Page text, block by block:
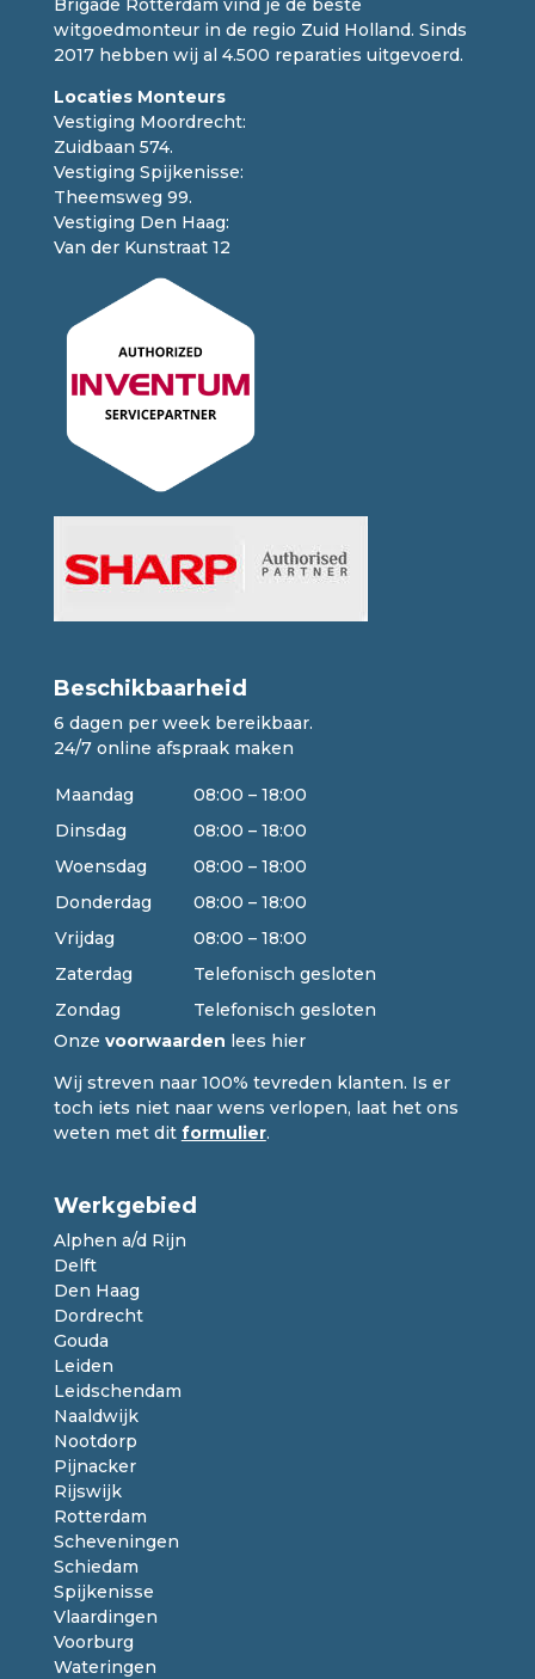
Brigade Rotterdam vind je de beste
witgoedmonteur in de regio Zuid Holland. Sinds
2017 hebben wij al 4.500 reparaties uitgevoerd.
Locaties Monteurs
Vestiging Moordrecht:
Zuidbaan 574.
Vestiging Spijkenisse:
Theemsweg 99.
Vestiging Den Haag:
Van der Kunstraat 12
Beschikbaarheid
6 dagen per week bereikbaar.
24/7 online afspraak maken
Maandag
08:00 – 18:00
Dinsdag
08:00 – 18:00
Woensdag
08:00 – 18:00
Donderdag
08:00 – 18:00
Vrijdag
08:00 – 18:00
Zaterdag
Telefonisch gesloten
Zondag
Telefonisch gesloten
Onze voorwaarden lees hier
Wij streven naar 100% tevreden klanten. Is er
toch iets niet naar wens verlopen, laat het ons
weten met dit formulier.
Werkgebied
Alphen a/d Rijn
Delft
Den Haag
Dordrecht
Gouda
Leiden
Leidschendam
Naaldwijk
Nootdorp
Pijnacker
Rijswijk
Rotterdam
Scheveningen
Schiedam
Spijkenisse
Vlaardingen
Voorburg
Wateringen